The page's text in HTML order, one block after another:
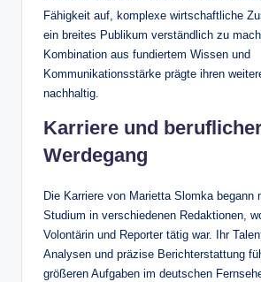
Fähigkeit auf, komplexe wirtschaftliche
ein breites Publikum verständlich zu
Kombination aus fundiertem Wissen und
Kommunikationsstärke prägte ihren
nachhaltig.
Karriere und
Werdegang
Die Karriere von Marietta Slomka begann
Studium in verschiedenen Redaktionen,
Volontärin und Reporter tätig war. Ihr
Analysen und präzise Berichterstattung
größeren Aufgaben im deutschen